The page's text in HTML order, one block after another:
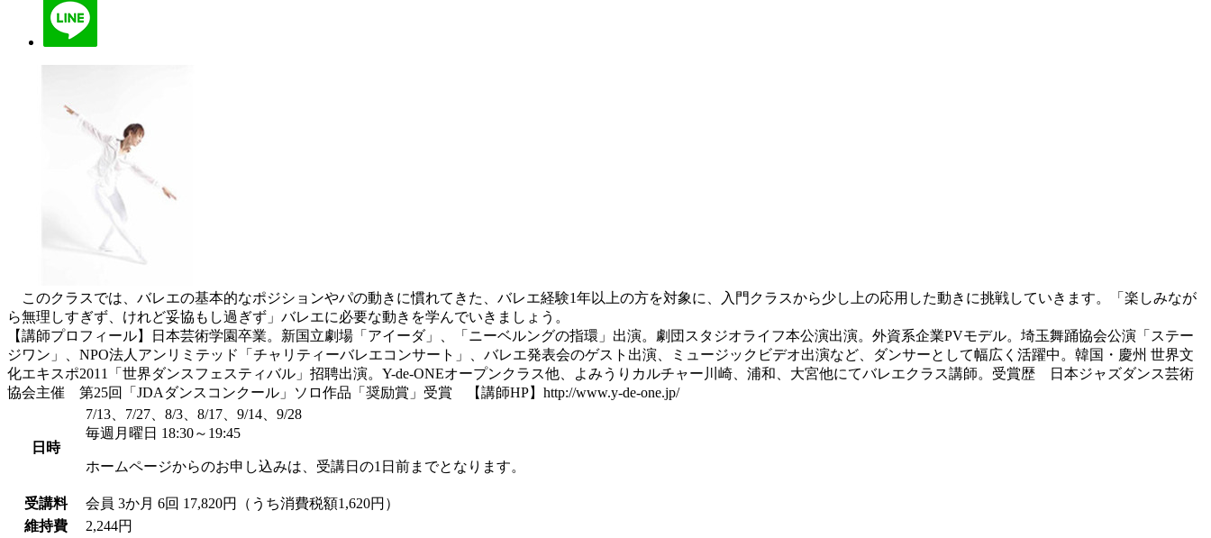
このクラスでは、バレエの基本的なポジションやパの動きに慣れてきた、バレエ経験1年以上の方を対象に、入門クラスから少し上の応用した動きに挑戦していきます。「楽しみなが
ら無理しすぎず、けれど妥協もし過ぎず」バレエに必要な動きを学んでいきましょう。
【講師プロフィール】日本芸術学園卒業。新国立劇場「アイーダ」、「ニーベルングの指環」出演。劇団スタジオライフ本公演出演。外資系企業PVモデル。埼玉舞踊協会公演「ステー
ジワン」、NPO法人アンリミテッド「チャリティーバレエコンサート」、バレエ発表会のゲスト出演、ミュージックビデオ出演など、ダンサーとして幅広く活躍中。韓国・慶州 世界文
化エキスポ2011「世界ダンスフェスティバル」招聘出演。Y-de-ONEオープンクラス他、よみうりカルチャー川崎、浦和、大宮他にてバレエクラス講師。受賞歴 日本ジャズダンス芸術
協会主催 第25回「JDAダンスコンクール」ソロ作品「奨励賞」受賞 【講師HP】http://www.y-de-one.jp/
日時
7/13、7/27、8/3、8/17、9/14、9/28
毎週月曜日 18:30～19:45
ホームページからのお申し込みは、受講日の1日前までとなります。
受講料 会員 3か月 6回 17,820円（うち消費税額1,620円）
維持費
2,244円